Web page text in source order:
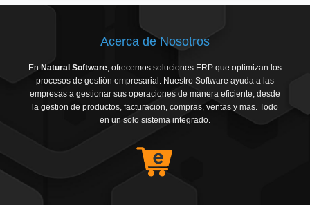
Acerca de Nosotros
En Natural Software, ofrecemos soluciones ERP que optimizan los
procesos de gestión empresarial. Nuestro Software ayuda a las
empresas a gestionar sus operaciones de manera eficiente, desde
la gestion de productos, facturacion, compras, ventas y mas. Todo
en un solo sistema integrado.